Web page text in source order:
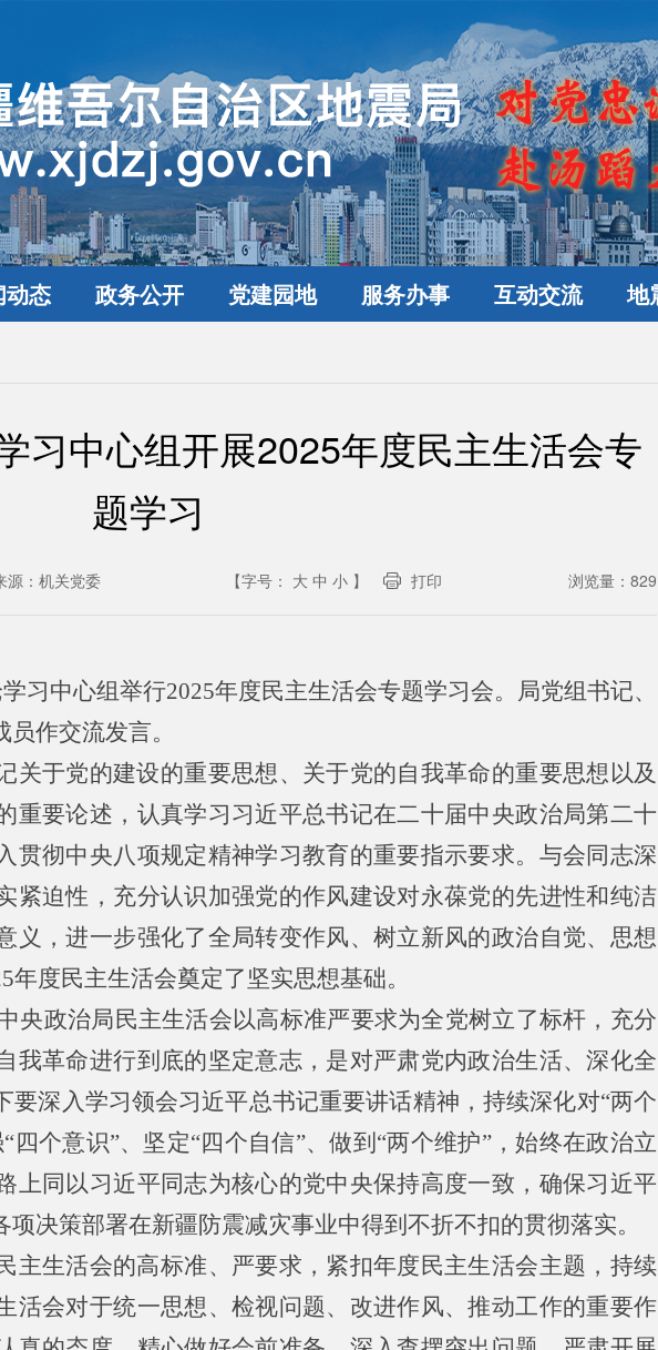
动态 政务公开 党建园地 服务办事 互动交流 地
习中心组开展2025年度民主生活会专
题学习
源： 机关党委 【字号： 大 中 小 】 打印 浏览量： 829
习中心组举行2025年度民主生活会专题学习会。局党组书记、
作交流发言。
关于党的建设的重要思想、关于党的自我革命的重要思想以及
重要论述，认真学习习近平总书记在二十届中央政治局第二十
贯彻中央八项规定精神学习教育的重要指示要求。与会同志深
紧迫性，充分认识加强党的作风建设对永葆党的先进性和纯洁
义，进一步强化了全局转变作风、树立新风的政治自觉、思想
度民主生活会奠定了坚实思想基础。
央政治局民主生活会以高标准严要求为全党树立了标杆，充分
我革命进行到底的坚定意志，是对严肃党内政治生活、深化全
深入学习领会习近平总书记重要讲话精神，持续深化对“两个
个意识”、坚定“四个自信”、做到“两个维护”，始终在政治立
上同以习近平同志为核心的党中央保持高度一致，确保习近平
决策部署在新疆防震减灾事业中得到不折不扣的贯彻落实。
主生活会的高标准、严要求，紧扣年度民主生活会主题，持续
活会对于统一思想、检视问题、改进作风、推动工作的重要作